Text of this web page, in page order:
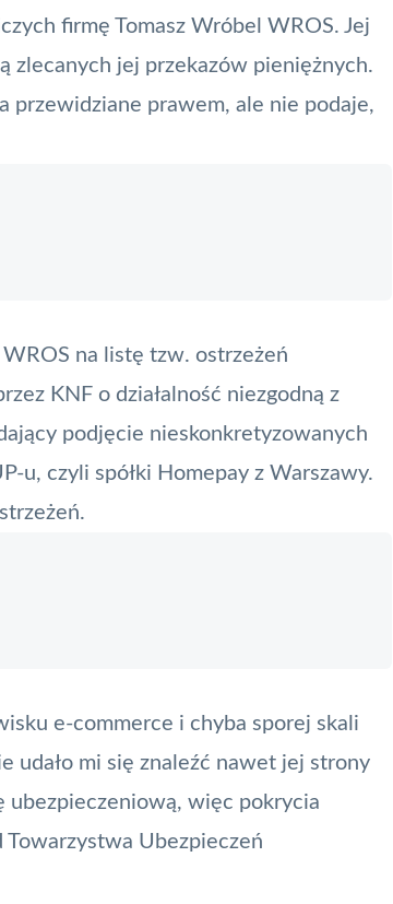
firmę Tomasz Wróbel WROS. Jej
zlecanych jej przekazów pieniężnych.
przewidziane prawem, ale nie podaje,
na listę tzw. ostrzeżeń
KNF o działalność niezgodną z
podjęcie nieskonkretyzowanych
-u, czyli spółki Homepay z Warszawy.
e-commerce i chyba sporej skali
udało mi się znaleźć nawet jej strony
ubezpieczeniową, więc pokrycia
Ubezpieczeń